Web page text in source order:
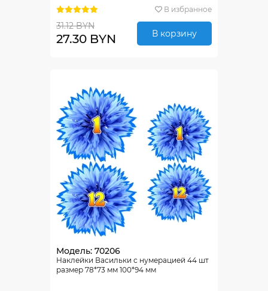
В избранное
31.12 BYN
27.30 BYN В корзину
Модель: 70206
Наклейки Васильки с нумерацией 44 шт
размер 78*73 мм 100*94 мм